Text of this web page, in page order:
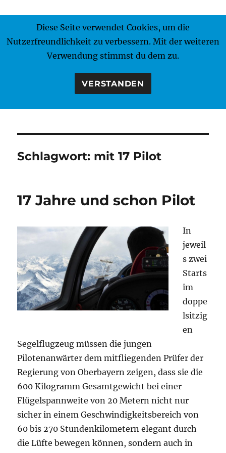
MENÜ
Schlagwort: mit 17 Pilot
17 Jahre und schon Pilot
In
jeweil
s zwei
Starts
im
doppe
lsitzig
en
Segelflugzeug müssen die jungen
Pilotenanwärter dem mitfliegenden Prüfer der
Regierung von Oberbayern zeigen, dass sie die
600 Kilogramm Gesamtgewicht bei einer
Flügelspannweite von 20 Metern nicht nur
sicher in einem Geschwindigkeitsbereich von
60 bis 270 Stundenkilometern elegant durch
die Lüfte bewegen können, sondern auch in
Diese Seite verwendet Cookies, um die
Nutzerfreundlichkeit zu verbessern. Mit der weiteren
Verwendung stimmst du dem zu.
VERSTANDEN